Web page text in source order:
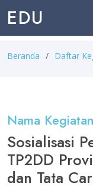
EDU
Beranda Daftar
Nama Kegiatan
Sosialisasi
TP2DD
dan Tata